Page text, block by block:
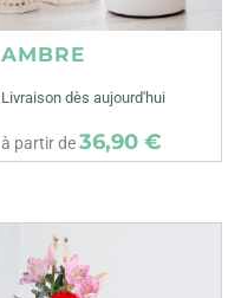
AMBRE
Livraison dès aujourd'hui
à partir de36,90 €